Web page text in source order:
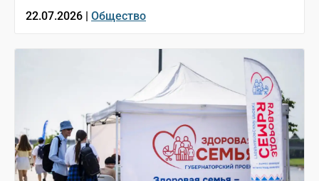
22.07.2026 | Общество